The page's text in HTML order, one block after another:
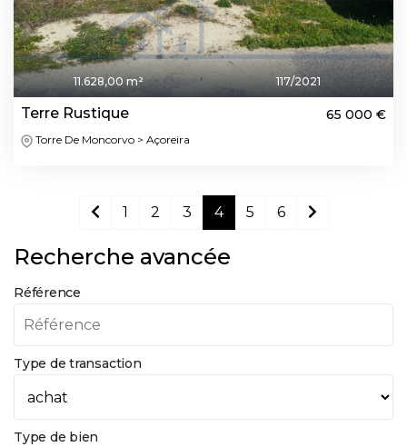
11.628,00 m² 117/2021
Terre Rustique 65 000 €
Torre De Moncorvo > Açoreira
1 2 3 4 5 6
Recherche avancée
Référence
Type de transaction
Type de bien